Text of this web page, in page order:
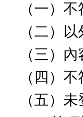
（一）不
（二）以
（三）內
（四）不
（五）未